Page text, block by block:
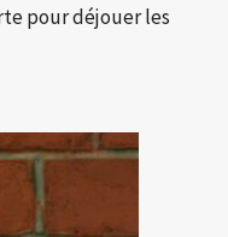
pour déjouer les